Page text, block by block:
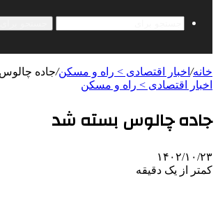
خانه/ اخبار اقتصادی > راه و مسکن/جاده
اخبار اقتصادی > راه و مسکن
جاده چالوس بسته شد
۱۴۰۲/۱۰/۲۳
کمتر از یک دقیقه